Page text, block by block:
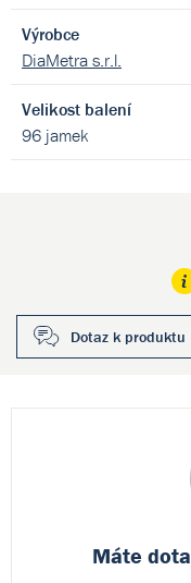
Výrobce
DiaMetra s.r.l.
Velikost balení
96 jamek
Dotaz k produktu
Máte